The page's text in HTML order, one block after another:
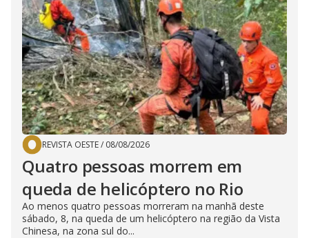
REVISTA OESTE/ 08/08/2026
Quatro pessoas morrem em
queda de helicóptero no Rio
Ao menos quatro pessoas morreram na manhã deste
sábado, 8, na queda de um helicóptero na região da Vista
Chinesa, na zona sul do...